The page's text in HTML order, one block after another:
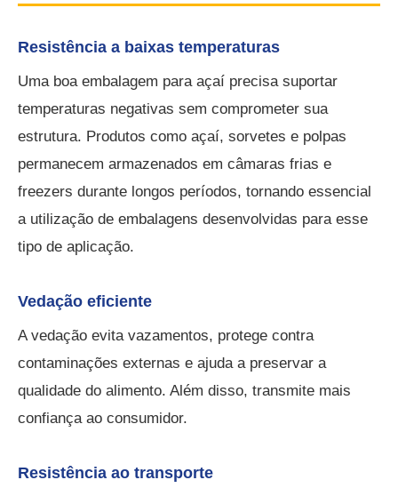
Resistência a baixas temperaturas
Uma boa embalagem para açaí precisa suportar
temperaturas negativas sem comprometer sua
estrutura. Produtos como açaí, sorvetes e polpas
permanecem armazenados em câmaras frias e
freezers durante longos períodos, tornando essencial
a utilização de embalagens desenvolvidas para esse
tipo de aplicação.
Vedação eficiente
A vedação evita vazamentos, protege contra
contaminações externas e ajuda a preservar a
qualidade do alimento. Além disso, transmite mais
confiança ao consumidor.
Resistência ao transporte